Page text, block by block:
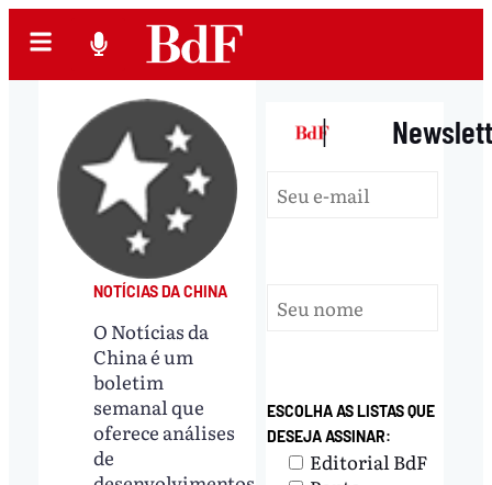
NOTÍCIAS DA CHINA
O Notícias da
China é um
boletim
semanal que
oferece análises
de
|
ESCOLHA AS LISTAS QUE
DESEJA ASSINAR:
Editorial BdF